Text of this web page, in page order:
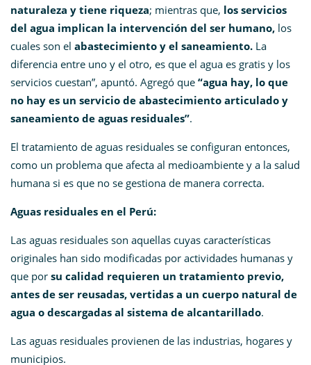
naturaleza y tiene riqueza; mientras que, los servicios
del agua implican la intervención del ser humano, los
cuales son el abastecimiento y el saneamiento. La
diferencia entre uno y el otro, es que el agua es gratis y los
servicios cuestan”, apuntó. Agregó que “agua hay, lo que
no hay es un servicio de abastecimiento articulado y
saneamiento de aguas residuales”.
El tratamiento de aguas residuales se configuran entonces,
como un problema que afecta al medioambiente y a la salud
humana si es que no se gestiona de manera correcta.
Aguas residuales en el Perú:
Las aguas residuales son aquellas cuyas características
originales han sido modificadas por actividades humanas y
que por su calidad requieren un tratamiento previo,
antes de ser reusadas, vertidas a un cuerpo natural de
agua o descargadas al sistema de alcantarillado.
Las aguas residuales provienen de las industrias, hogares y
municipios.